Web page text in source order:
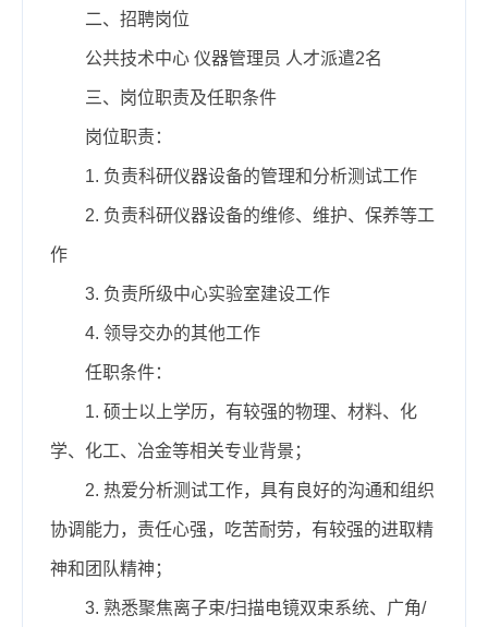
二、招聘岗位
公共技术中心 仪器管理员 人才派遣2名
三、岗位职责及任职条件
岗位职责：
1. 负责科研仪器设备的管理和分析测试工作
2. 负责科研仪器设备的维修、维护、保养等工
作
3. 负责所级中心实验室建设工作
4. 领导交办的其他工作
任职条件：
1. 硕士以上学历，有较强的物理、材料、化
学、化工、冶金等相关专业背景；
2. 热爱分析测试工作，具有良好的沟通和组织
协调能力，责任心强，吃苦耐劳，有较强的进取精
神和团队精神；
3. 熟悉聚焦离子束/扫描电镜双束系统、广角/